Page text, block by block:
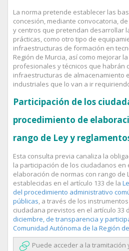
La norma pretende establecer las
concesión, mediante convocatoria,
y centros que pretendan desarrollar
prácticas, como otro tipo de
infraestructuras de formación en
Región de Murcia, así como mejorar
profesionales y técnicos que habrán
infraestructuras de almacenamiento
industriales que lo van a ir
Participación de los
procedimiento de
rango de Ley y
Esta consulta previa canaliza la
la participación de los ciudadanos en
elaboración de normas con rango de
establecidas en el artículo 133 de la
del procedimiento administrativo
públicas, a través de los
ciudadana previstos en el artículo 33
diciembre, de transparencia y
Comunidad Autónoma de la Región
Puede acceder a la tramitación